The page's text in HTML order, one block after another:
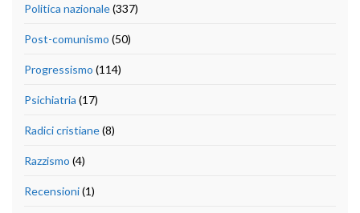
Politica nazionale(337)
Post-comunismo (50)
Progressismo (114)
Psichiatria (17)
Radici cristiane(8)
Razzismo (4)
Recensioni(1)